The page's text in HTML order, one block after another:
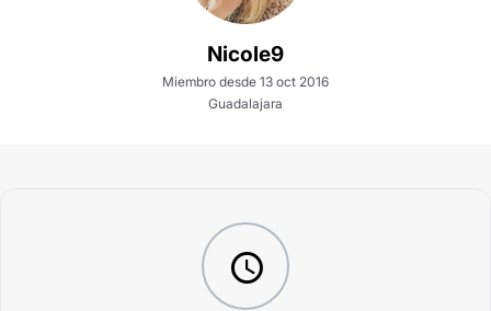
Nicole9
Miembro desde 13 oct 2016
Guadalajara